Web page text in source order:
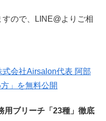
ので、LINE@よりご相
会社Airsalon代表 阿部
」を無料公開
用ブリーチ「23種」徹底